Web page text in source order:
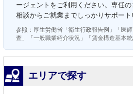
ージェントをご利用ください。専任
相談からご就業までしっかりサポート
参照：厚生労働省「衛生行政報告例」「医
査」「一般職業紹介状況」「賃金構造基本統
エリアで探す